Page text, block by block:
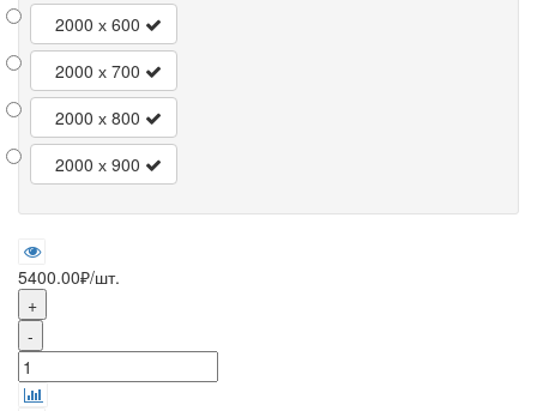
2000 х 600
2000 х 700
2000 х 800
2000 х 900
5400.00₽/шт.
+
-